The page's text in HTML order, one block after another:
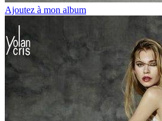
Ajoutez à mon album